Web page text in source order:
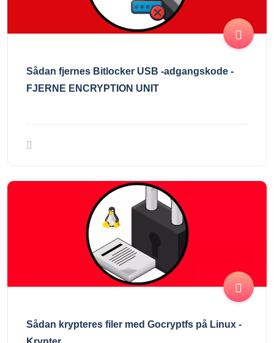
Sådan fjernes Bitlocker USB -adgangskode -
FJERNE ENCRYPTION UNIT
Sådan krypteres filer med Gocryptfs på Linux -